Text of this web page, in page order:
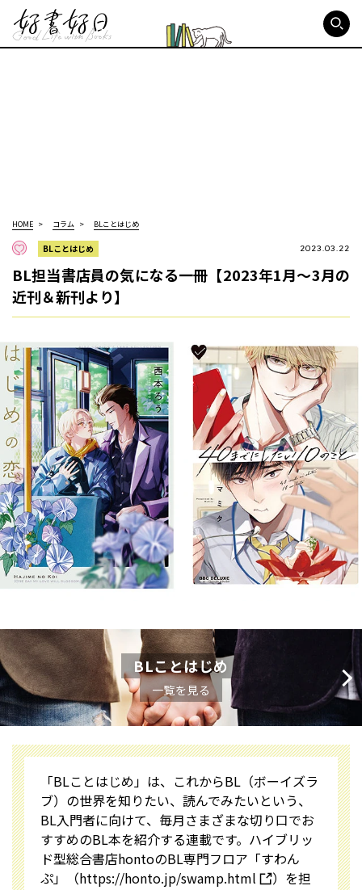
HOME コラム BLことはじめ
BLことはじめ 2023.03.22
BL担当書店員の気になる一冊【2023年1月〜3月の
近刊＆新刊より】
BLことはじめ
一覧を見る
「BLことはじめ」は、これからBL（ボーイズラ
ブ）の世界を知りたい、読んでみたいという、
BL入門者に向けて、毎月さまざまな切り口でお
すすめのBL本を紹介する連載です。ハイブリッ
ド型総合書店hontoのBL専門フロア「すわん
ぷ」（https://honto.jp/swamp.html
）を担